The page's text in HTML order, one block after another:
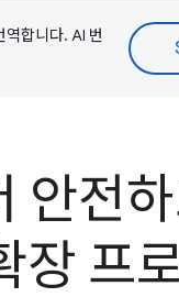
합니다. AI 번
안전
장 프